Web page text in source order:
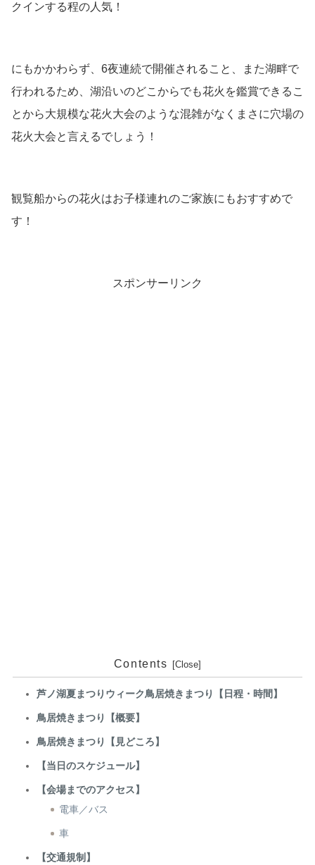
クインする程の人気！
にもかかわらず、6夜連続で開催されること、また湖畔で
行われるため、湖沿いのどこからでも花火を鑑賞できるこ
とから大規模な花火大会のような混雑がなくまさに穴場の
花火大会と言えるでしょう！
観覧船からの花火はお子様連れのご家族にもおすすめで
す！
スポンサーリンク
Contents
芦ノ湖夏まつりウィーク鳥居焼きまつり【日程・時間】
鳥居焼きまつり【概要】
鳥居焼きまつり【見どころ】
【当日のスケジュール】
【会場までのアクセス】
電車／バス
車
【交通規制】